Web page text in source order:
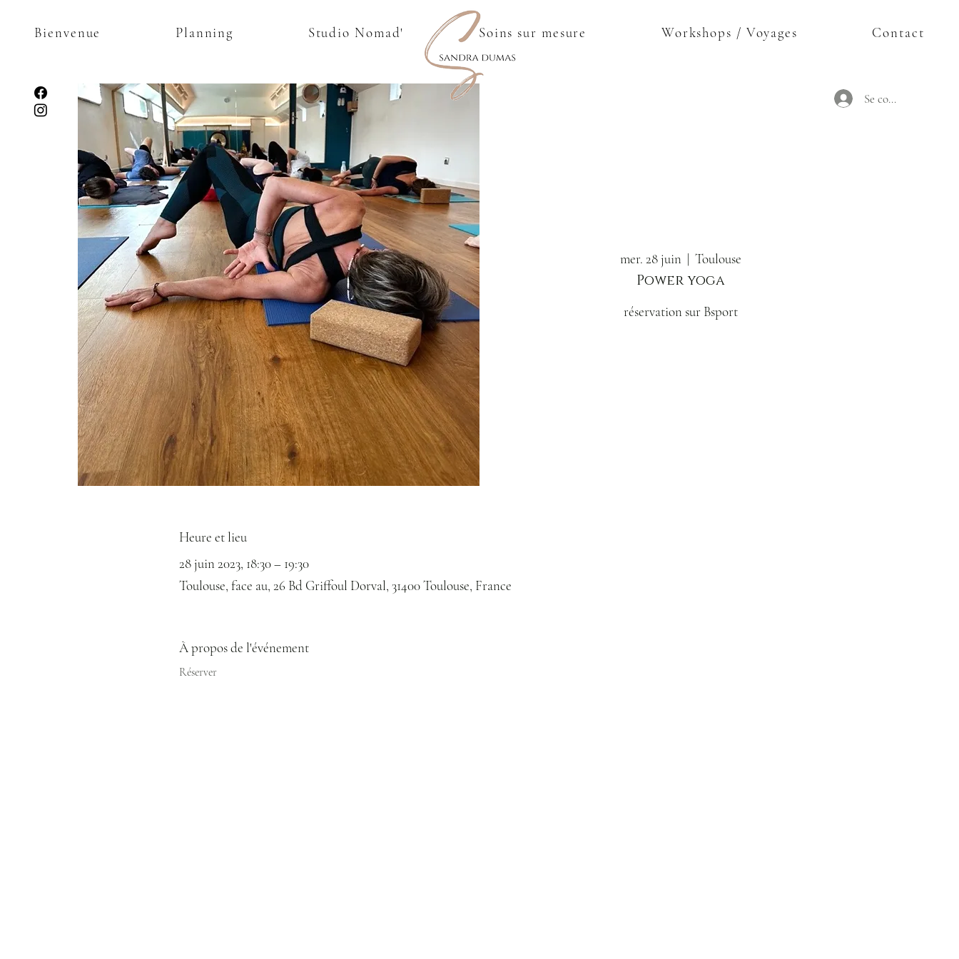
Se connecter
Bienvenue Planning Studio Nomad' Soins sur mesure Workshops / Voyages Contact
mer. 28 juin
  |
Toulouse
Power yoga
réservation sur Bsport
Heure et lieu
28 juin 2023, 18:30 – 19:30
Toulouse, face au, 26 Bd Griffoul Dorval, 31400 Toulouse, France
À propos de l'événement
Réserver